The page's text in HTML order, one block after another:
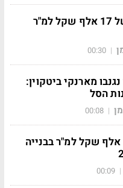
יד אליהו: פער של 17 אלף שקל למ"ר
|
00:30
נגנבו מארנקי ביטקוין:
הסל
|
00:08
נחלת יהודה: 31 אלף שקל למ"ר בבנייה
|
00:09